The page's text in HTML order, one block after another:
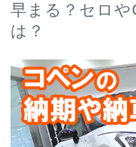
早まる？セロや
は？